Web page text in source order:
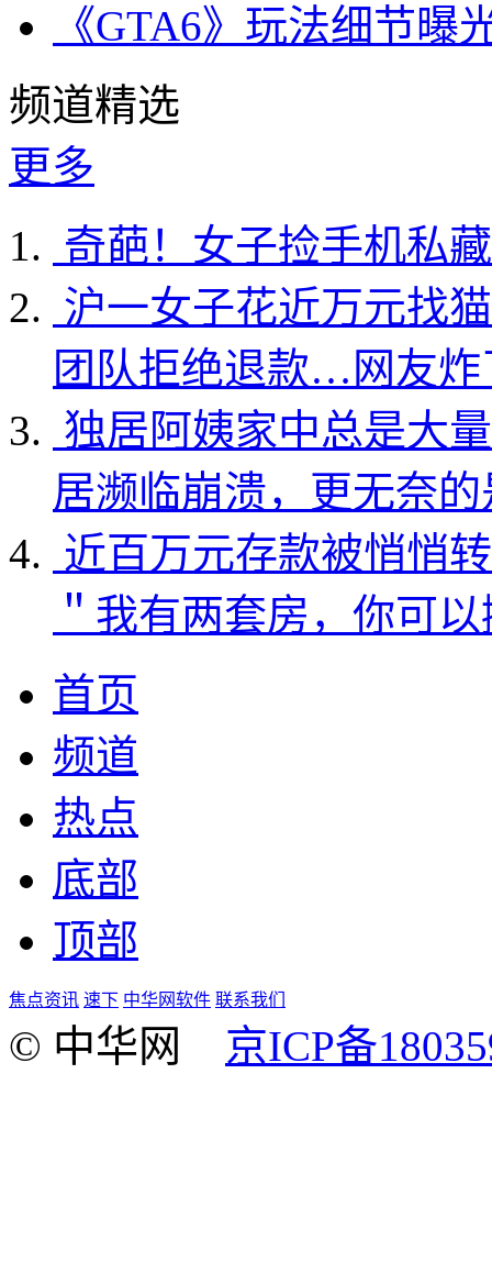
《GTA6》玩法细节
频道精选
更多
奇葩！女子捡手机私
沪一女子花近万元找
团队拒绝退款…网友炸
独居阿姨家中总是大
居濒临崩溃，更无奈
近百万元存款被悄悄
＂我有两套房，你可
首页
频道
热点
底部
顶部
焦点资讯 速下 中华网软件 联系我们
© 中华网 京ICP备